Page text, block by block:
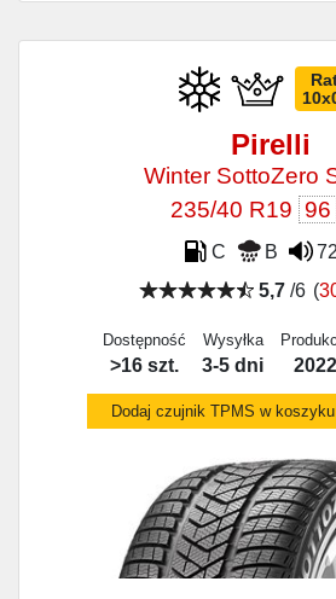
Pirelli
Winter SottoZero
235/40 R19 96
C B
5,7/6 (
Dostępność
>16 szt.
Wysyłka
3-5 dni 2022
Dodaj czujnik TPMS w